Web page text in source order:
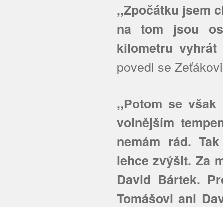
,,Zpočátku jsem
na tom jsou
kilometru
povedl se
,,Potom se
volnějším
nemám rád.
lehce zvýšit. Za
David Bártek.
Tomášovi ani